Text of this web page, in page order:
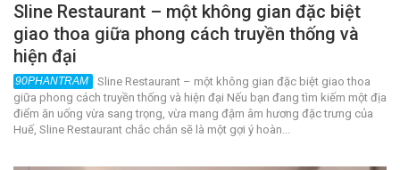
Sline Restaurant – một không gian đặc biệt
giao thoa giữa phong cách truyền thống và
hiện đại
Sline Restaurant – một không gian đặc biệt giao thoa
giữa phong cách truyền thống và hiện đại Nếu bạn đang tìm kiếm một địa
điểm ăn uống vừa sang trọng, vừa mang đậm âm hương đặc trưng của
Huế, Sline Restaurant chắc chắn sẽ là một gợi ý hoàn...